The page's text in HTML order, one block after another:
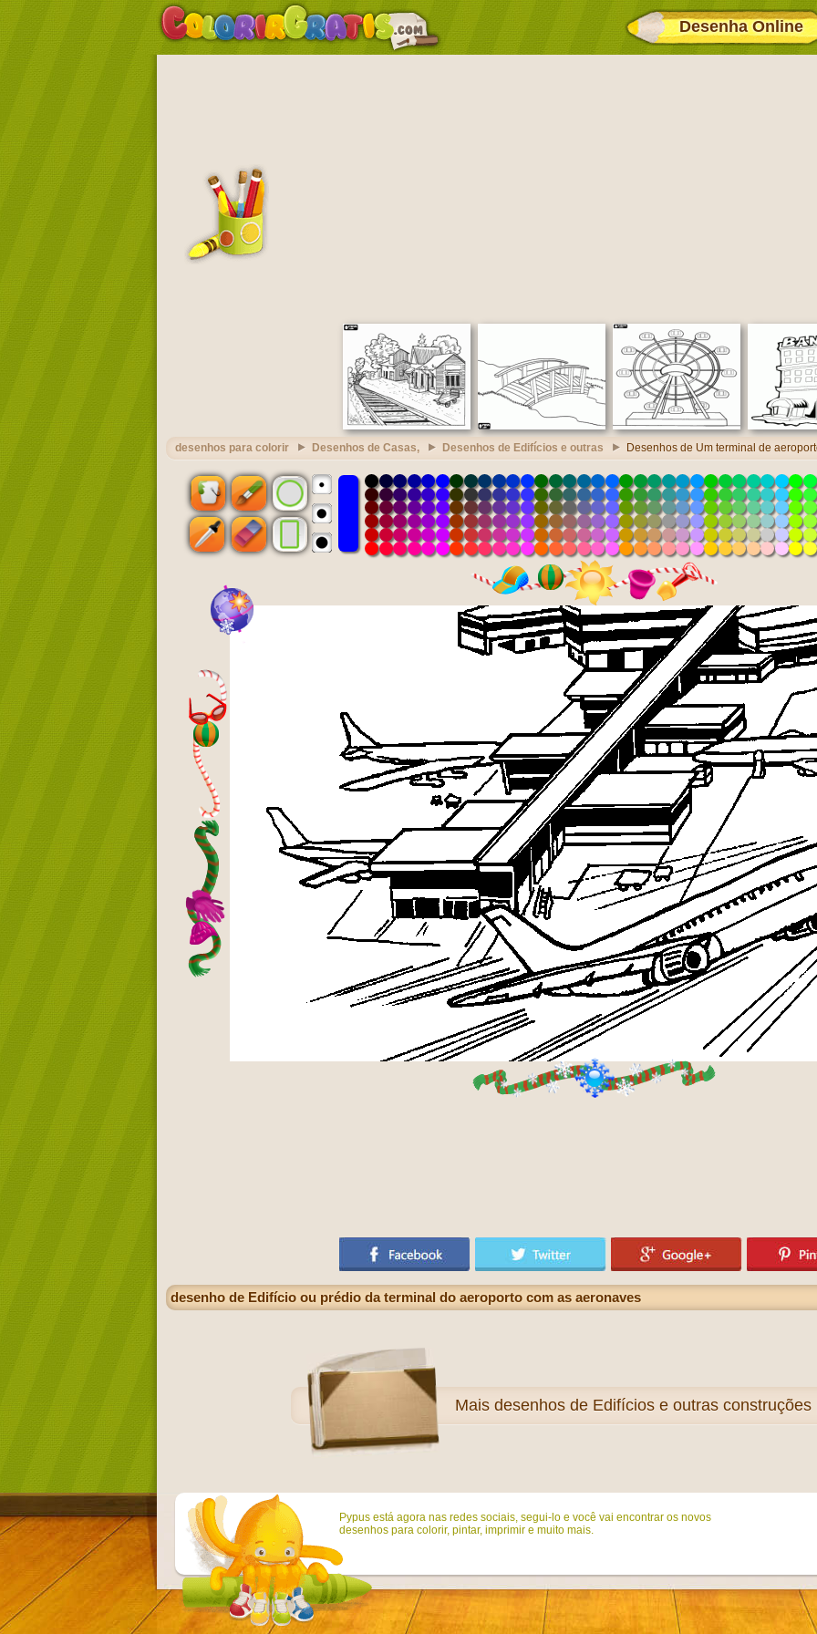
Desenha Online
desenhos para colorir Desenhos de Casas, Desenhos de Edifícios e outras Desenhos de Um terminal de
desenho de Edifício ou prédio da terminal do aeroporto com as aeronaves
Mais desenhos de Edifícios e outras construções
Pypus está agora nas redes sociais, segui-lo e você vai encontrar os novos
desenhos para colorir, pintar, imprimir e muito mais.